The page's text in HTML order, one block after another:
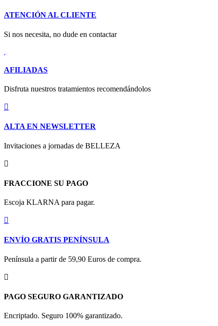
ATENCIÓN AL CLIENTE
Si nos necesita, no dude en contactar
AFILIADAS
Disfruta nuestros tratamientos recomendándolos

ALTA EN NEWSLETTER
Invitaciones a jornadas de BELLEZA

FRACCIONE SU PAGO
Escoja KLARNA para pagar.

ENVÍO GRATIS PENÍNSULA
Península a partir de 59,90 Euros de compra.

PAGO SEGURO GARANTIZADO
Encriptado. Seguro 100% garantizado.